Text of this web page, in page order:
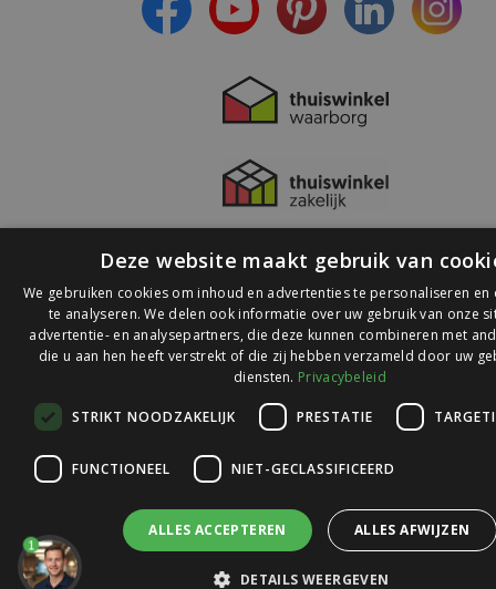
© 2026 Ledlichtdiscounter.nl
op
Webwinkelkeur
1
Deze website maakt gebruik van
We gebruiken cookies om inhoud en advertenties te personaliseren en
te analyseren. We delen ook informatie over uw gebruik van onze
advertentie- en analysepartners, die deze kunnen combineren met
die u aan hen heeft verstrekt of die zij hebben verzameld door uw
diensten. Privacybeleid
STRIKT NOODZAKELIJK PRESTATIE
FUNCTIONEEL NIET-GECLASSIFICEERD
ALLES ACCEPTEREN ALLES AFWIJZEN
DETAILS WEERGEVEN